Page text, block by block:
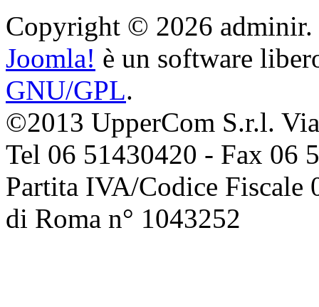
Copyright © 2026
Joomla! è un software
GNU/GPL.
©2013 UpperCom S.r.l.
Tel 06 51430420 - Fax 06
Partita IVA/Codice
di Roma n° 1043252